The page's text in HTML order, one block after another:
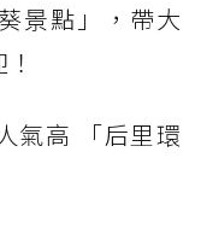
景點」，帶大
氣高 「后里環